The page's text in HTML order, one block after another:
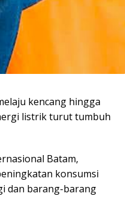
kencang hingga
listrik turut tumbuh
Batam,
konsumsi
dan barang-barang